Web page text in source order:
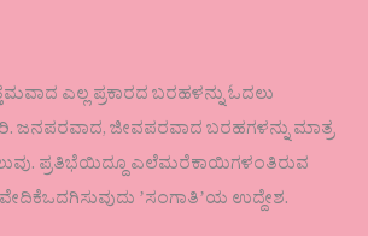
ಎಲ್ಲ ಪ್ರಕಾರದ ಬರಹಳನ್ನು ಓದಲು
ಜನಪರವಾದ, ಜೀವಪರವಾದ ಬರಹಗಳನ್ನು ಮಾತ್ರ
ಪ್ರತಿಭೆಯಿದ್ದೂ ಎಲೆಮರೆಕಾಯಿಗಳಂತಿರುವ
ʼಸಂಗಾತಿʼಯ ಉದ್ದೇಶ.